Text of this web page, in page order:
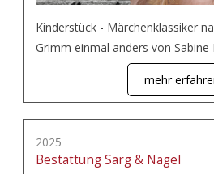
Kinderstück - Märchenklassiker
Grimm einmal anders von
mehr
2025
Bestattung Sarg & Nagel